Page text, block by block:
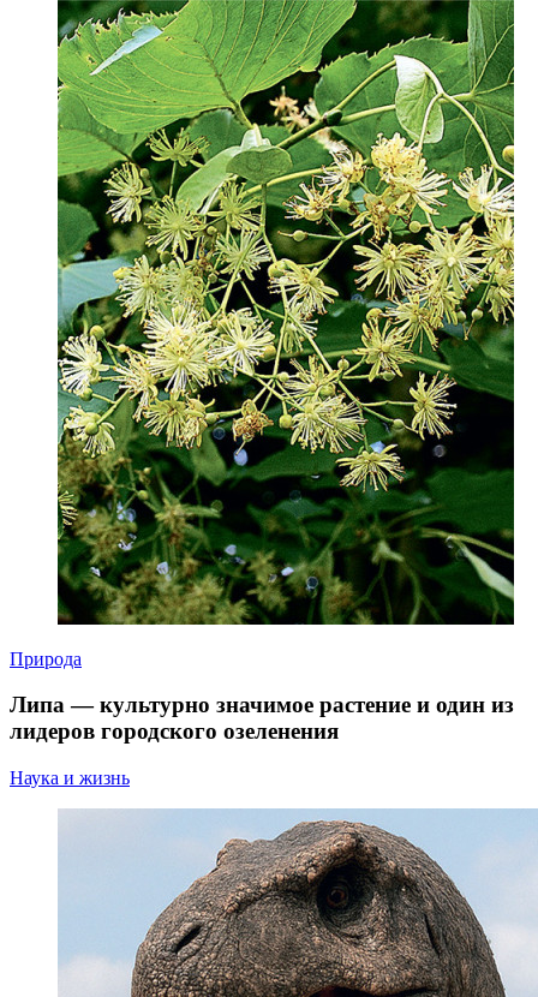
Природа
Липа — культурно значимое растение и один из
лидеров городского озеленения
Наука и жизнь